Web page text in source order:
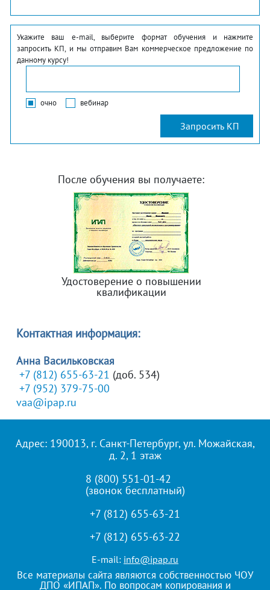
Укажите ваш e-mail, выберите формат обучения и нажмите
запросить КП, и мы отправим Вам коммерческое предложение по
данному курсу!
очно вебинар
После обучения вы получаете:
Удостоверение о повышении
квалификации
Контактная информация:
Анна Васильковская
+7 (812) 655-63-21 (доб. 534)
+7 (952) 379-75-00
vaa@ipap.ru
Адрес: 190013, г. Санкт-Петербург, ул. Можайская,
д. 2, 1 этаж
8 (800) 551-01-42
(звонок бесплатный)
+7 (812) 655-63-21
+7 (812) 655-63-22
E-mail: info@ipap.ru
Все материалы сайта являются собственностью ЧОУ
ДПО «ИПАП». По вопросам копирования и